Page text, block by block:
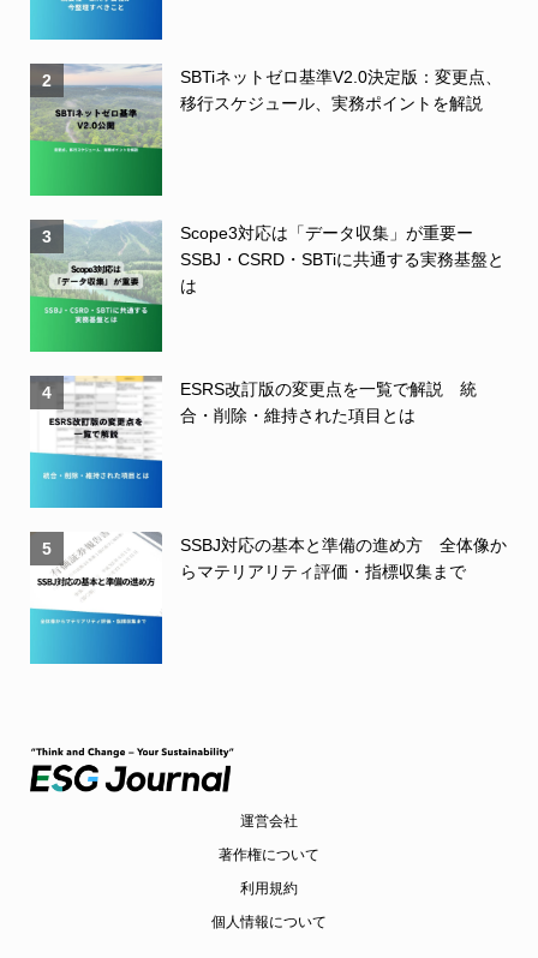
2
SBTiネットゼロ基準V2.0決定版：変更点、
移行スケジュール、実務ポイントを解説
3
Scope3対応は「データ収集」が重要ー
SSBJ・CSRD・SBTiに共通する実務基盤と
は
4
ESRS改訂版の変更点を一覧で解説 統
合・削除・維持された項目とは
5
SSBJ対応の基本と準備の進め方 全体像か
らマテリアリティ評価・指標収集まで
運営会社
著作権について
利用規約
個人情報について